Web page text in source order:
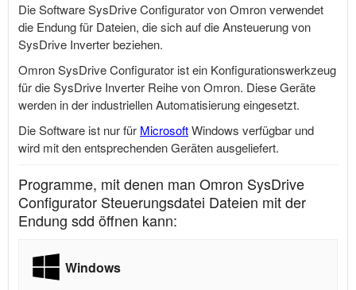
Die Software SysDrive Configurator von Omron verwendet
die Endung für Dateien, die sich auf die Ansteuerung von
SysDrive Inverter beziehen.
Omron SysDrive Configurator ist ein Konfigurationswerkzeug
für die SysDrive Inverter Reihe von Omron. Diese Geräte
werden in der industriellen Automatisierung eingesetzt.
Die Software ist nur für MicrosoftWindows verfügbar und
wird mit den entsprechenden Geräten ausgeliefert.
Programme, mit denen man Omron SysDrive
Configurator Steuerungsdatei Dateien mit der
Endung sdd öffnen kann:
Windows